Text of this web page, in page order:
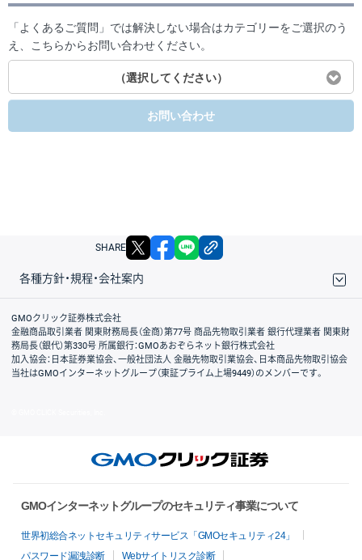
「よくあるご質問」では解決しない場合はカテゴリーをご選択のう
え、こちらからお問い合わせください。
（選択してください）
お問い合わせ
SHARE X facebook
各種方針・規程・会社案内
取引規程・約款
サイトマップ
その他のご案内
個人情報保護方針
最良執行方針
サイトのご利用について
ディスクレイマー
信託保全
リスク説明
会社案内
GMOクリック証券株式会社
金融商品取引業者 関東財務局長（金商）第77号 商品先物取引業者 銀行代理業者 関東財
務局長（銀代）第330号 所属銀行：GMOあおぞらネット銀行株式会社
加入協会：日本証券業協会、一般社団法人 金融先物取引業協会、日本商品先物取引協会
当社はGMOインターネットグループ（東証プライム上場9449）のメンバーです。
GMOインターネットグループのセキュリティ事業について
世界初総合ネットセキュリティサービス「GMOセキュリティ24」
パスワード漏洩診断
Webサイトリスク診断